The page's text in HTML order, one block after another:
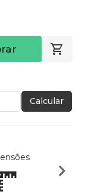
Calcular